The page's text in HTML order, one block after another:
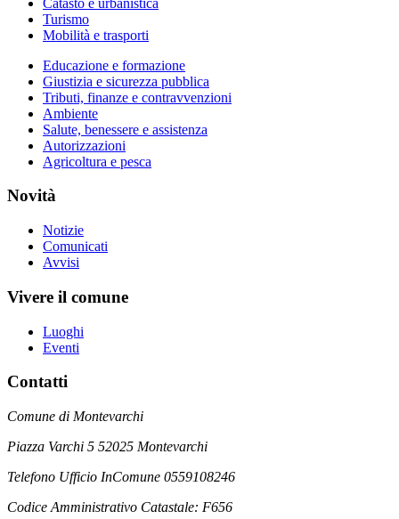
Turismo
Mobilità e trasporti
Educazione e formazione
Giustizia e sicurezza pubblica
Tributi, finanze e contravvenzioni
Ambiente
Salute, benessere e assistenza
Autorizzazioni
Agricoltura e pesca
Novità
Notizie
Comunicati
Avvisi
Vivere il comune
Luoghi
Eventi
Contatti
Comune di Montevarchi
Piazza Varchi 5 52025 Montevarchi
Telefono Ufficio InComune 0559108246
Codice Amministrativo Catastale: F656